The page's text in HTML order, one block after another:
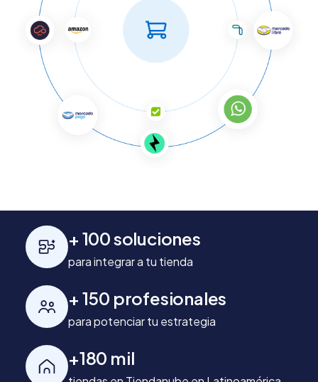
+ 100 soluciones
para integrar a tu tienda
+ 150 profesionales
para potenciar tu estrategia
+180 mil